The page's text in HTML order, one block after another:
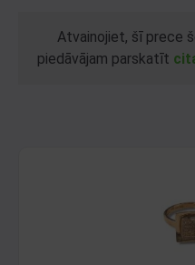
Atvainojiet, šī prece
piedāvājam parskatīt